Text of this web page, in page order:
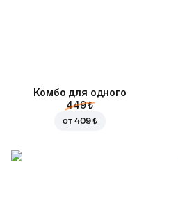
Комбо для одного
449 ₺
от 409 ₺